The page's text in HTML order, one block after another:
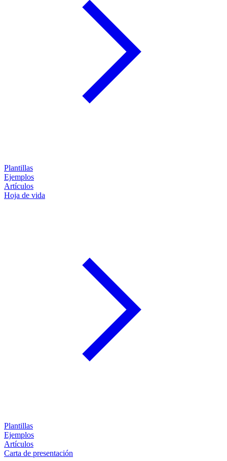
Plantillas
Ejemplos
Artículos
Hoja de vida
Plantillas
Ejemplos
Artículos
Carta de presentación